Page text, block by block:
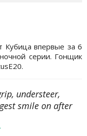
впервые за 6
серии. Гонщик
understeer,
smile on after